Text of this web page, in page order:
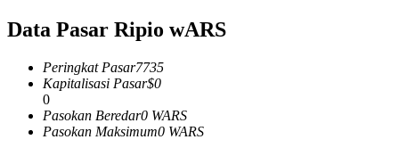
USDC Berjangka
Data Pasar Ripio wARS
Peringkat Pasar7735
Kapitalisasi Pasar$0
0
Pasokan Beredar0 WARS
Pasokan Maksimum0 WARS